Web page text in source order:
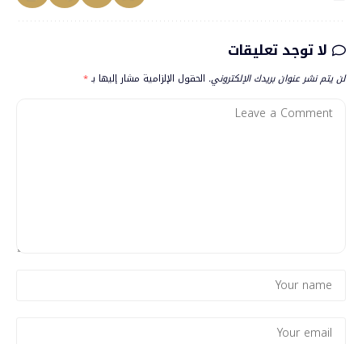
لا توجد تعليقات
لن يتم نشر عنوان بريدك الإلكتروني. الحقول الإلزامية مشار إليها بـ*